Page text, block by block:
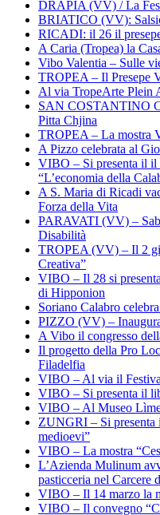
DRAPIA (VV) / La
BRIATICO (VV):
RICADI: il 26 il
A Caria (Tropea) la
Vibo Valentia – Sulle
TROPEA – Il Presepe
Al via TropeArte Plein
SAN COSTANTINO
Pitta Chjina
TROPEA – La mostra
A Pizzo celebrata al
VIBO – Si presenta il il
“L’economia della
A S. Maria di Ricadi
Forza della Vita
PARAVATI (VV) –
Disabilità
TROPEA (VV) – Il 2
Creativa”
VIBO – Il 28 si
di Hipponion
Soriano Calabro
PIZZO (VV) –
A Vibo il congresso
Il progetto della Pro
Filadelfia
VIBO – Al via il
VIBO – Si presenta il
VIBO – Al Museo
ZUNGRI – Si presenta
medioevi”
VIBO – La mostra
L’Azienda Mulinum
pasticceria nel Carcere
VIBO – Il 14 marzo la
VIBO – Il convegno